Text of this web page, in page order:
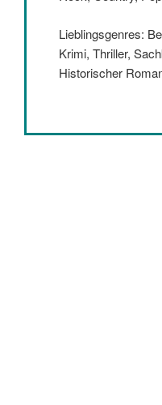
Lieblingsgenres:
Krimi, Thriller,
Historischer